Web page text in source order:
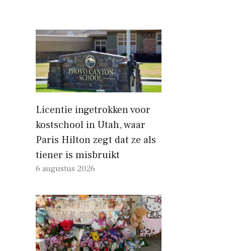
Licentie ingetrokken voor
kostschool in Utah, waar
Paris Hilton zegt dat ze als
tiener is misbruikt
6 augustus 2026